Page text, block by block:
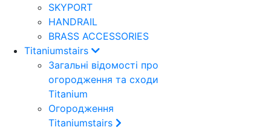
SKYPORT
HANDRAIL
BRASS ACCESSORIES
Titaniumstairs
Загальні відомості про
огородження та сходи
Titanium
Огородження
Titaniumstairs